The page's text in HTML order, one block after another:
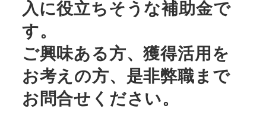
入に役立ちそうな補助金で
す。
ご興味ある方、獲得活用を
お考えの方、是非弊職まで
お問合せください。